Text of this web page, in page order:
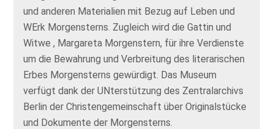
und anderen Materialien mit Bezug auf Leben und
WErk Morgensterns. Zugleich wird die Gattin und
Witwe , Margareta Morgenstern, für ihre Verdienste
um die Bewahrung und Verbreitung des literarischen
Erbes Morgensterns gewürdigt. Das Museum
verfügt dank der UNterstützung des Zentralarchivs
Berlin der Christengemeinschaft über Originalstücke
und Dokumente der Morgensterns.